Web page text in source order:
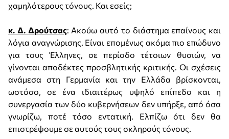
χαμηλότερους τόνους. Και εσείς;
κ. Δ. Δρούτσας: Ακούω αυτό το διάστημα επαίνους και
λόγια αναγνώρισης. Είναι επομένως ακόμα πιο επώδυνο
για τους Έλληνες, σε περίοδο τέτοιων θυσιών, να
γίνονται αποδέκτες προσβλητικής κριτικής. Οι σχέσεις
ανάμεσα στη Γερμανία και την Ελλάδα βρίσκονται,
ωστόσο, σε ένα ιδιαιτέρως υψηλό επίπεδο και η
συνεργασία των δύο κυβερνήσεων δεν υπήρξε, από όσα
γνωρίζω, ποτέ τόσο εντατική. Ελπίζω ότι δεν θα
επιστρέψουμε σε αυτούς τους σκληρούς τόνους.